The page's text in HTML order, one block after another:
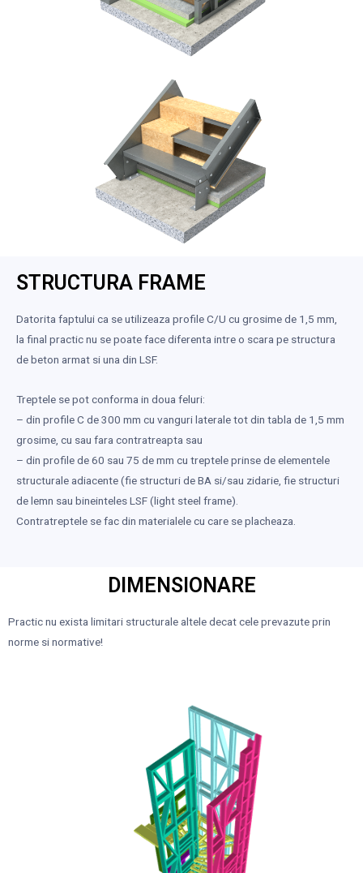
STRUCTURA FRAME
Datorita faptului ca se utilizeaza profile C/U cu grosime de 1,5 mm,
la final practic nu se poate face diferenta intre o scara pe structura
de beton armat si una din LSF.
Treptele se pot conforma in doua feluri:
– din profile C de 300 mm cu vanguri laterale tot din tabla de 1,5 mm
grosime, cu sau fara contratreapta sau
– din profile de 60 sau 75 de mm cu treptele prinse de elementele
structurale adiacente (fie structuri de BA si/sau zidarie, fie structuri
de lemn sau bineinteles LSF (light steel frame).
Contratreptele se fac din materialele cu care se placheaza.
DIMENSIONARE
Practic nu exista limitari structurale altele decat cele prevazute prin
norme si normative!